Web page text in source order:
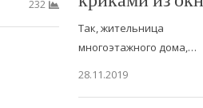
232
Так, жительница
многоэтажного дома,…
28.11.2019